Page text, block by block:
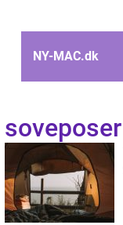
NY-MAC.dk
soveposer